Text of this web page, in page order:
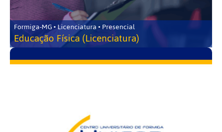
Formiga-MG • Licenciatura • Presencial
Educação Física (Licenciatura)